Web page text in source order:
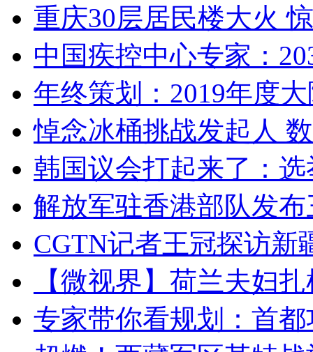
重庆30层居民楼大火
中国疾控中心专家：
年终策划：2019年度
悼念冰桶挑战发起人
韩国议会打起来了：
解放军驻香港部队发
CGTN记者王冠探访新
【微视界】荷兰夫妇
专家带你看规划：首